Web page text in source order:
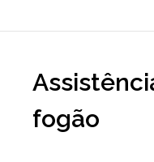
fogão